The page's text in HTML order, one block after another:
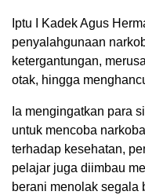
Iptu I Kadek Agus
penyalahgunaan
ketergantungan,
otak, hingga
Ia mengingatkan para
untuk mencoba
terhadap kesehatan,
pelajar juga diimbau
berani menolak segala